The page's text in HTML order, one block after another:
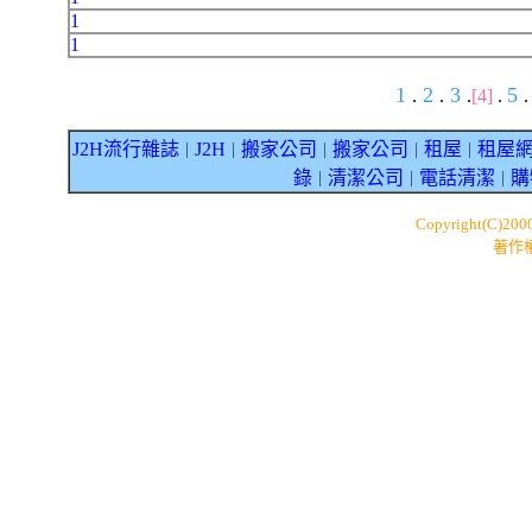
1
1
1 . 2 . 3 .[4] . 5 .
J2H流行雜誌 J2H 搬家公司 搬家公司 租屋
租屋
錄｜ 清潔公司 電話清潔
著作